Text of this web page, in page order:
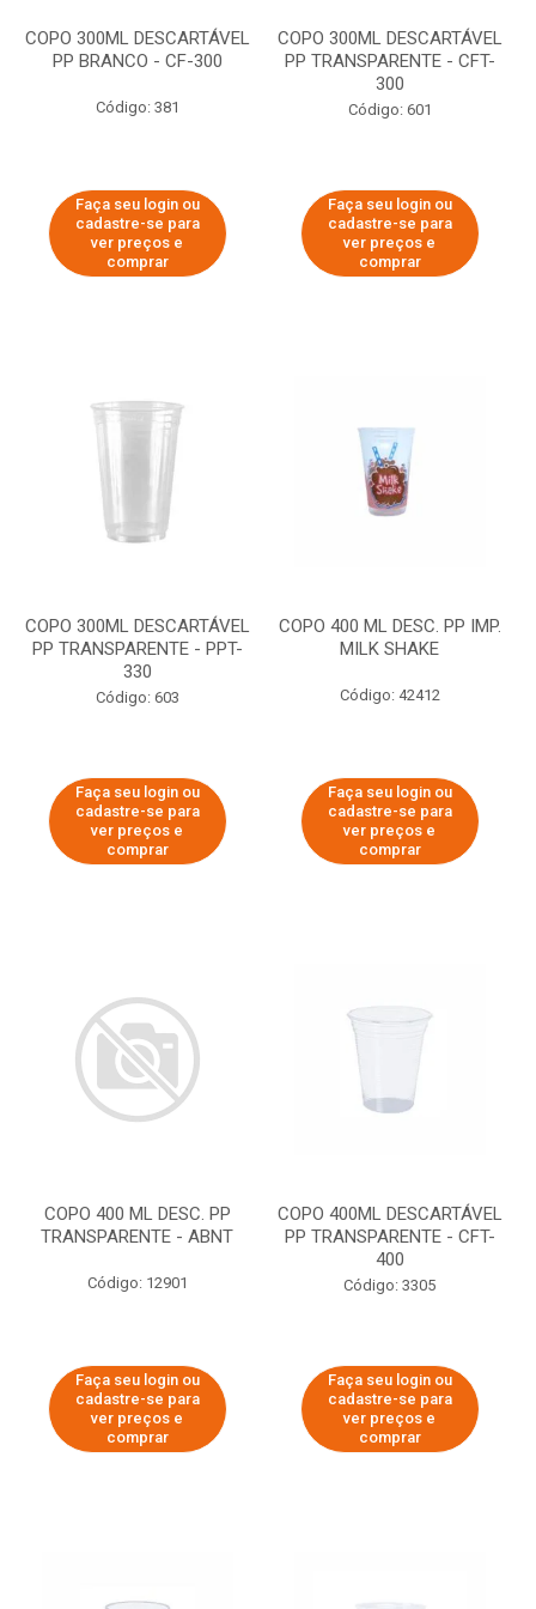
COPO 300ML DESCARTÁVEL
PP BRANCO - CF-300
Código: 381
Faça seu login ou
cadastre-se para
ver preços e
comprar
COPO 300ML DESCARTÁVEL
PP TRANSPARENTE - CFT-
300
Código: 601
Faça seu login ou
cadastre-se para
ver preços e
comprar
COPO 300ML DESCARTÁVEL
PP TRANSPARENTE - PPT-
330
Código: 603
Faça seu login ou
cadastre-se para
ver preços e
comprar
COPO 400 ML DESC. PP IMP.
MILK SHAKE
Código: 42412
Faça seu login ou
cadastre-se para
ver preços e
comprar
COPO 400 ML DESC. PP
TRANSPARENTE - ABNT
Código: 12901
Faça seu login ou
cadastre-se para
ver preços e
comprar
COPO 400ML DESCARTÁVEL
PP TRANSPARENTE - CFT-
400
Código: 3305
Faça seu login ou
cadastre-se para
ver preços e
comprar